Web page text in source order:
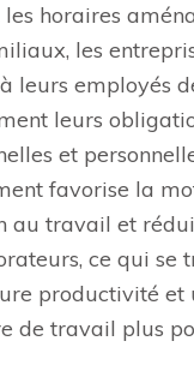
horaires
les
leurs employés
leurs
et
favorise la
au travail et
ce qui se
productivité et
de travail plus